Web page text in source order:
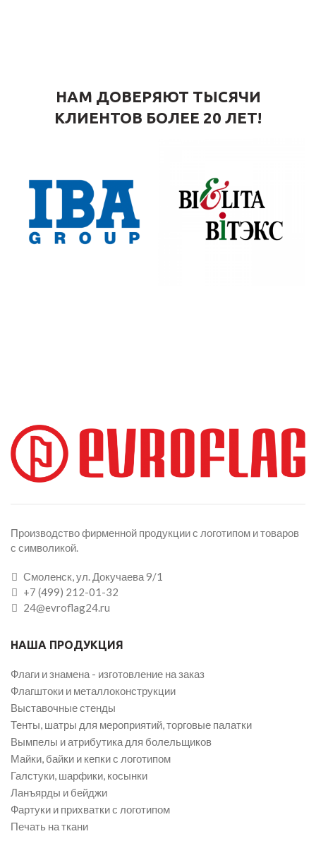
НАМ ДОВЕРЯЮТ ТЫСЯЧИ
КЛИЕНТОВ БОЛЕЕ 20 ЛЕТ!
Производство фирменной продукции с логотипом и товаров
с символикой.
Смоленск, ул. Докучаева 9/1
+7 (499) 212-01-32
24@evroflag24.ru
НАША ПРОДУКЦИЯ
Флаги и знамена - изготовление на заказ
Флагштоки и металлоконструкции
Выставочные стенды
Тенты, шатры для мероприятий, торговые палатки
Вымпелы и атрибутика для болельщиков
Майки, байки и кепки с логотипом
Галстуки, шарфики, косынки
Ланъярды и бейджи
Фартуки и прихватки с логотипом
Печать на ткани